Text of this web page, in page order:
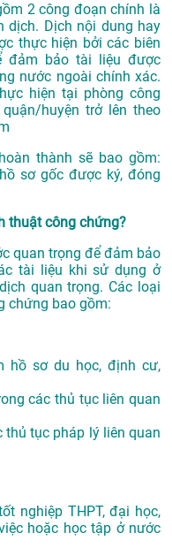
2 công đoạn chính là
dịch. Dịch nội dung hay
thực hiện bởi các biên
đảm bảo tài liệu được
nước ngoài chính xác.
hiện tại phòng công
huyện trở lên theo
thành sẽ bao gồm:
sơ gốc được ký, đóng
thuật công chứng?
quan trọng để đảm bảo
tài liệu khi sử dụng ở
quan trọng. Các loại
chứng bao gồm:
hồ sơ du học, định cư,
các thủ tục liên quan
thủ tục pháp lý liên quan
nghiệp THPT, đại học,
hoặc học tập ở nước